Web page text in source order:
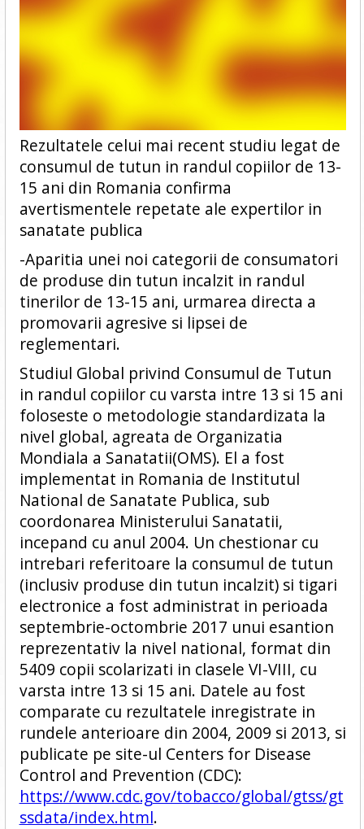
Rezultatele celui mai recent studiu legat de
consumul de tutun in randul copiilor de 13-
15 ani din Romania confirma
avertismentele repetate ale expertilor in
sanatate publica
-Aparitia unei noi categorii de consumatori
de produse din tutun incalzit in randul
tinerilor de 13-15 ani, urmarea directa a
promovarii agresive si lipsei de
reglementari.
Studiul Global privind Consumul de Tutun
in randul copiilor cu varsta intre 13 si 15 ani
foloseste o metodologie standardizata la
nivel global, agreata de Organizatia
Mondiala a Sanatatii(OMS). El a fost
implementat in Romania de Institutul
National de Sanatate Publica, sub
coordonarea Ministerului Sanatatii,
incepand cu anul 2004. Un chestionar cu
intrebari referitoare la consumul de tutun
(inclusiv produse din tutun incalzit) si tigari
electronice a fost administrat in perioada
septembrie-octombrie 2017 unui esantion
reprezentativ la nivel national, format din
5409 copii scolarizati in clasele VI-VIII, cu
varsta intre 13 si 15 ani. Datele au fost
comparate cu rezultatele inregistrate in
rundele anterioare din 2004, 2009 si 2013, si
publicate pe site-ul Centers for Disease
Control and Prevention (CDC):
https://www.cdc.gov/tobacco/global/gtss/gt
ssdata/index.html.